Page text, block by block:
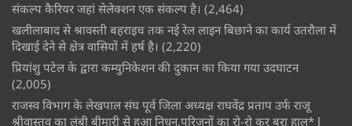
संकल्प कैरियर जहां सेलेक्शन एक संकल्प है। (2,464)
खलीलाबाद से श्रावस्ती बहराइच तक नई रेल लाइन बिछाने का कार्य उतरौला में
दिखाई देने से क्षेत्र वासियों में हर्ष है। (2,220)
प्रियांशु पटेल के द्वारा कम्युनिकेशन की दुकान का किया गया उदघाटन
(2,005)
राजस्व विभाग के लेखपाल संघ पूर्व जिला अध्यक्ष राघवेंद्र प्रताप उर्फ राजू
श्रीवास्तव का लंबी बीमारी से हुआ निधन,परिजनों का रो-रो कर बुरा हाल* l